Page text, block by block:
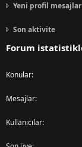
Yeni profil
Son aktivite
Forum
Konular
Mesajlar
Kullanıcılar